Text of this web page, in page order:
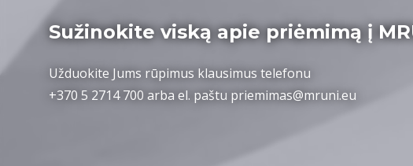
Sužinokite viskąapie priėmimą į
Užduokite Jums rūpimus klausimus telefonu
+370 5 2714 700 arba el. paštu priemimas@mruni.eu